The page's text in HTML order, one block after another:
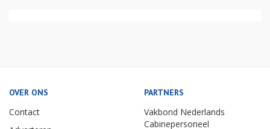
OVER ONS
Contact
PARTNERS
Vakbond Nederlands
Cabinepersoneel